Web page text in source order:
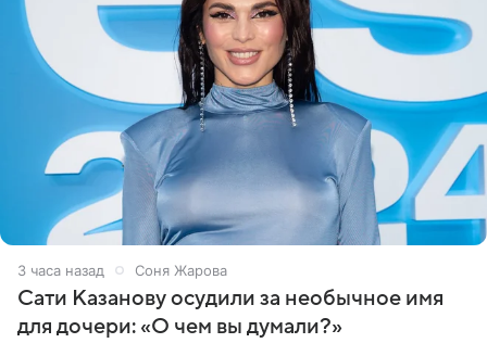
3 часа назад Соня Жарова
Сати Казанову осудили за необычное имя
для дочери: «О чем вы думали?»